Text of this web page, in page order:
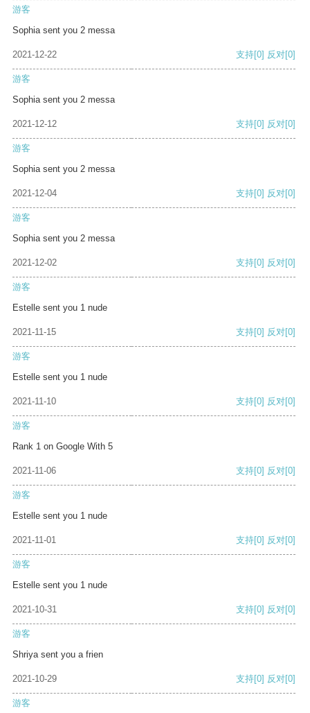
游客
Sophia sent you 2 messa
2021-12-22 支持[0] 反对[0]
游客
Sophia sent you 2 messa
2021-12-12 支持[0] 反对[0]
游客
Sophia sent you 2 messa
2021-12-04 支持[0] 反对[0]
游客
Sophia sent you 2 messa
2021-12-02 支持[0] 反对[0]
游客
Estelle sent you 1 nude
2021-11-15 支持[0] 反对[0]
游客
Estelle sent you 1 nude
2021-11-10 支持[0] 反对[0]
游客
Rank 1 on Google With 5
2021-11-06 支持[0] 反对[0]
游客
Estelle sent you 1 nude
2021-11-01 支持[0] 反对[0]
游客
Estelle sent you 1 nude
2021-10-31 支持[0] 反对[0]
游客
Shriya sent you a frien
2021-10-29 支持[0] 反对[0]
游客